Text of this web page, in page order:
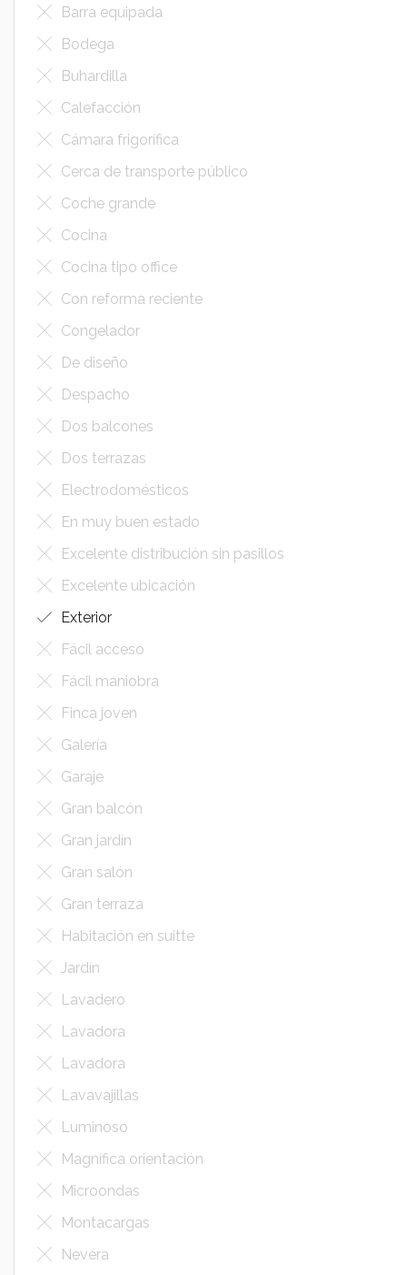
Barra equipada
Bodega
Buhardilla
Calefacción
Cámara frigorífica
Cerca de transporte público
Coche grande
Cocina
Cocina tipo office
Con reforma reciente
Congelador
De diseño
Despacho
Dos balcones
Dos terrazas
Electrodomésticos
En muy buen estado
Excelente distribución sin pasillos
Excelente ubicación
Exterior
Fácil acceso
Fácil maniobra
Finca joven
Galería
Garaje
Gran balcón
Gran jardín
Gran salón
Gran terraza
Habitación en suitte
Jardín
Lavadero
Lavadora
Lavadora
Lavavajillas
Luminoso
Magnífica orientación
Microondas
Montacargas
Nevera